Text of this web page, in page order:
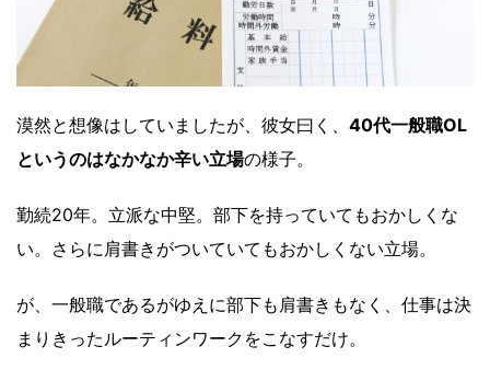
漠然と想像はしていましたが、彼女曰く、 40代一般職OL
というのはなかなか辛い立場の様子。
勤続20年。立派な中堅。部下を持っていてもおかしくな
い。さらに肩書きがついていてもおかしくない立場。
が、一般職であるがゆえに部下も肩書きもなく、仕事は決
まりきったルーティンワークをこなすだけ。